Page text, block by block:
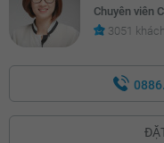
Chuyên viên
3051